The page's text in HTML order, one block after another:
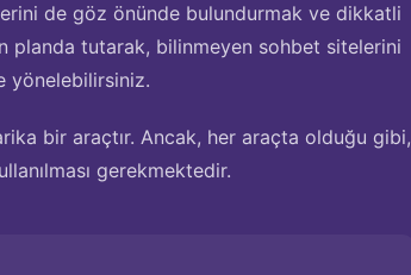
de göz önünde bulundurmak ve dikkatli
planda tutarak, bilinmeyen sohbet sitelerini
yönelebilirsiniz.
bir araçtır. Ancak, her araçta olduğu gibi,
gerekmektedir.